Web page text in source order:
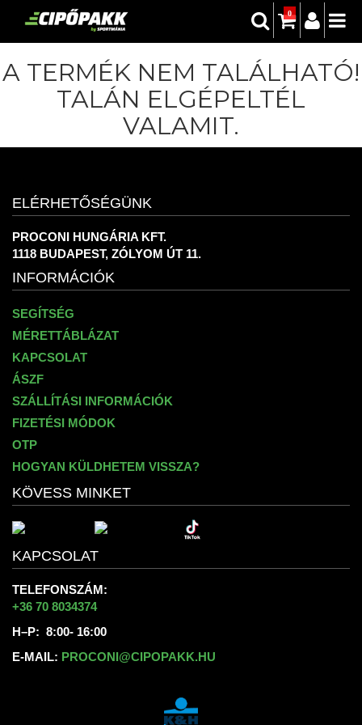
0
A TERMÉK NEM TALÁLHATÓ!
TALÁN ELGÉPELTÉL
VALAMIT.
ELÉRHETŐSÉGÜNK
PROCONI HUNGÁRIA KFT.
1118 BUDAPEST, ZÓLYOM ÚT 11.
INFORMÁCIÓK
SEGÍTSÉG
MÉRETTÁBLÁZAT
KAPCSOLAT
ÁSZF
SZÁLLÍTÁSI INFORMÁCIÓK
FIZETÉSI MÓDOK
OTP
HOGYAN KÜLDHETEM VISSZA?
KÖVESS MINKET
KAPCSOLAT
TELEFONSZÁM:
+36 70 8034374
H–P: 8:00- 16:00
E-MAIL: PROCONI@CIPOPAKK.HU